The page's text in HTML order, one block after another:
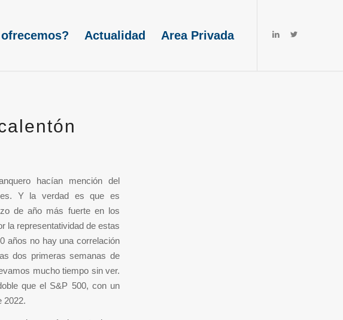
Actualidad Area Privada
hacían mención del
Y la verdad es que es
de año más fuerte en los
la representatividad de estas
años no hay una correlación
dos primeras semanas de
mucho tiempo sin ver.
que el S&P 500, con un
2022.